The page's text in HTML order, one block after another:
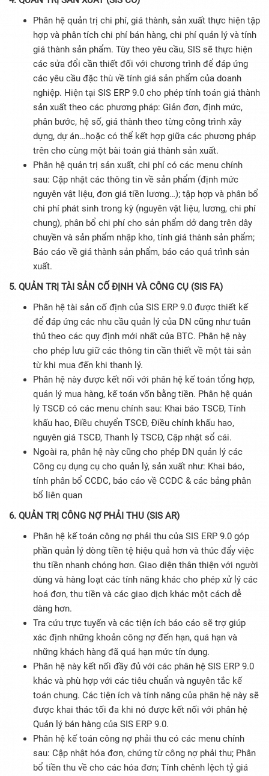
Phân hệ quản trị chi phí, giá thành, sản xuất thực hiện tập
hợp và phân tích chi phí bán hàng, chi phí quản lý và tính
giá thành sản phẩm. Tùy theo yêu cầu, SIS sẽ thực hiện
các sửa đổi cần thiết đối với chương trình để đáp ứng
các yêu cầu đặc thù về tính giá sản phẩm của doanh
nghiệp. Hiện tại SIS ERP 9.0 cho phép tính toán giá thành
sản xuất theo các phương pháp: Giản đơn, định mức,
phân bước, hệ số, giá thành theo từng công trình xây
dựng, dự án…hoặc có thể kết hợp giữa các phương pháp
trên cho cùng một bài toán giá thành sản xuất.
Phân hệ quản trị sản xuất, chi phí có các menu chính
sau: Cập nhật các thông tin về sản phẩm (định mức
nguyên vật liệu, đơn giá tiền lương…); tập hợp và phân bổ
chi phí phát sinh trong kỳ (nguyên vật liệu, lương, chi phí
chung), phân bổ chi phí cho sản phẩm dở dang trên dây
chuyền và sản phẩm nhập kho, tính giá thành sản phẩm;
Báo cáo về giá thành sản phẩm, báo cáo quá trình sản
xuất.
5. QUẢN TRỊ TÀI SẢN CỐ ĐỊNH VÀ CÔNG CỤ (SIS FA)
Phân hệ tài sản cố định của SIS ERP 9.0 được thiết kế
để đáp ứng các nhu cầu quản lý của DN cũng như tuân
thủ theo các quy định mới nhất của BTC. Phân hệ này
cho phép lưu giữ các thông tin cần thiết về một tài sản
từ khi mua đến khi thanh lý.
Phân hệ này được kết nối với phân hệ kế toán tổng hợp,
quản lý mua hàng, kế toán vốn bằng tiền. Phân hệ quản
lý TSCĐ có các menu chính sau: Khai báo TSCĐ, Tính
khấu hao, Điều chuyển TSCĐ, Điều chỉnh khấu hao,
nguyên giá TSCĐ, Thanh lý TSCĐ, Cập nhật sổ cái.
Ngoài ra, phân hệ này cũng cho phép DN quản lý các
Công cụ dụng cụ cho quản lý, sản xuất như: Khai báo,
tính phân bổ CCDC, báo cáo về CCDC & các bảng phân
bổ liên quan
6. QUẢN TRỊ CÔNG NỢ PHẢI THU (SIS AR)
Phân hệ kế toán công nợ phải thu của SIS ERP 9.0 góp
phần quản lý dòng tiền tệ hiệu quả hơn và thúc đẩy việc
thu tiền nhanh chóng hơn. Giao diện thân thiện với người
dùng và hàng loạt các tính năng khác cho phép xử lý các
hoá đơn, thu tiền và các giao dịch khác một cách dễ
dàng hơn.
Tra cứu trực tuyến và các tiện ích báo cáo sẽ trợ giúp
xác định những khoản công nợ đến hạn, quá hạn và
những khách hàng đã quá hạn mức tín dụng.
Phân hệ này kết nối đầy đủ với các phân hệ SIS ERP 9.0
khác và phù hợp với các tiêu chuẩn và nguyên tắc kế
toán chung. Các tiện ích và tính năng của phân hệ này sẽ
được khai thác tối đa khi nó được kết nối với phân hệ
Quản lý bán hàng của SIS ERP 9.0.
Phân hệ kế toán công nợ phải thu có các menu chính
sau: Cập nhật hóa đơn, chứng từ công nợ phải thu; Phân
bổ tiền thu về cho các hóa đơn; Tính chênh lệch tỷ giá